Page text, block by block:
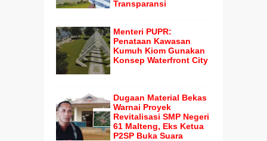
Transparansi
Menteri PUPR:
Penataan Kawasan
Kumuh Kiom Gunakan
Konsep Waterfront City
Dugaan Material Bekas
Warnai Proyek
Revitalisasi SMP Negeri
61 Malteng, Eks Ketua
P2SP Buka Suara